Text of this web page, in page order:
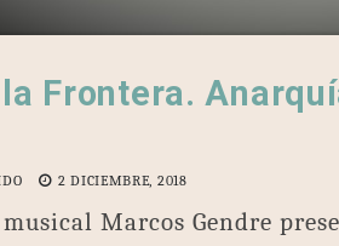
Frontera.
2 DICIEMBRE, 2018
Marcos Gendre